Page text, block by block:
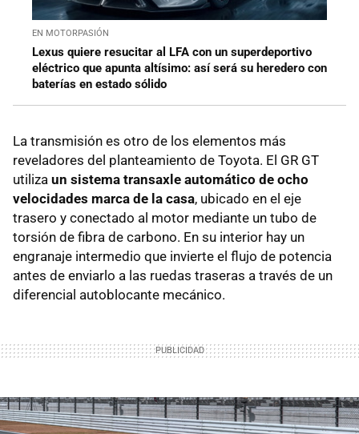
EN MOTORPASIÓN
Lexus quiere resucitar al LFA con un superdeportivo
eléctrico que apunta altísimo: así será su heredero con
baterías en estado sólido
La transmisión es otro de los elementos más
reveladores del planteamiento de Toyota. El GR GT
utiliza un sistema transaxle automático de ocho
velocidades marca de la casa, ubicado en el eje
trasero y conectado al motor mediante un tubo de
torsión de fibra de carbono. En su interior hay un
engranaje intermedio que invierte el flujo de potencia
antes de enviarlo a las ruedas traseras a través de un
diferencial autoblocante mecánico.